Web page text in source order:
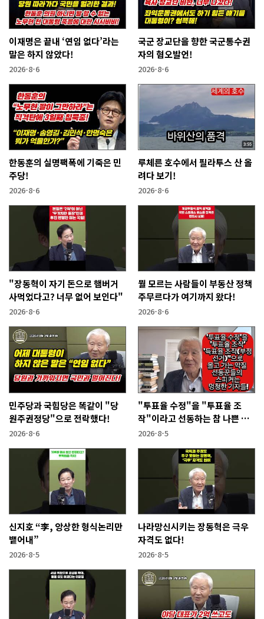
이재명은 끝내 ‘연임 없다’라는
말은 하지 않았다!
2026-8-6
국군 장교단을 향한 국군통수권
자의 혐오발언!
2026-8-6
한동훈의 실명팩폭에 기죽은 민
주당!
2026-8-6
루체른 호수에서 필라투스 산 올
려다 보기!
2026-8-6
"장동혁이 자기 돈으로 햄버거
사먹었다고? 너무 없어 보인다"
2026-8-6
뭘 모르는 사람들이 부동산 정책
주무르다가 여기까지 왔다!
2026-8-6
민주당과 국힘당은 똑같이 "당
원주권정당"으로 전락했다!
2026-8-6
"투표율 수정"을 "투표율 조
작"이라고 선동하는 참 나쁜 사
람들!
2026-8-5
신지호 “李, 앙상한 형식논리만
뱉어내”
2026-8-5
나라망신시키는 장동혁은 극우
자격도 없다!
2026-8-5